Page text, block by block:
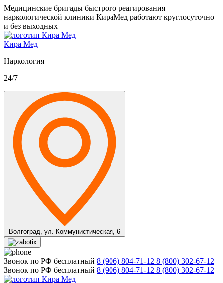
Медицинские бригады быстрого реагирования
наркологической клиники КираМед работают круглосуточно
и без выходных
Кира Мед
Наркология
24/7
Волгоград, ул. Коммунистическая, 6
Звонок по РФ бесплатный 8 (906) 804-71-12 8 (800) 302-67-12
Звонок по РФ бесплатный 8 (906) 804-71-12 8 (800) 302-67-12